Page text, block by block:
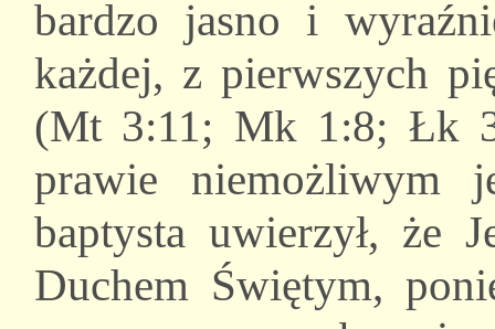
bardzo jasno i
każdej, z pierwszych
(Mt 3:11; Mk 1:8; Łk
prawie niemożliwym
baptysta uwierzył, że
Duchem Świętym,